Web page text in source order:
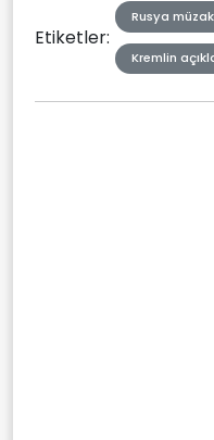
Etiketler:
Rusya
Kremlin